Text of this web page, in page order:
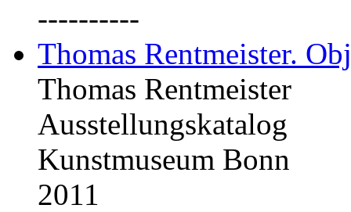
----------
Thomas Rentmeister.
Thomas Rentmeister
Ausstellungskatalog
Kunstmuseum Bonn
2011